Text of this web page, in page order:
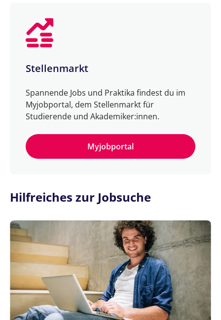
Stellenmarkt
Spannende Jobs und Praktika findest du im
Myjobportal, dem Stellenmarkt für
Studierende und Akademiker:innen.
Myjobportal
Hilfreiches zur Jobsuche